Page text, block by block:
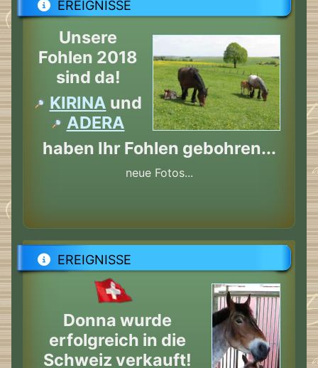
EREIGNISSE
Unsere
Fohlen 2018
sind da!
KIRINA und
ADERA
haben Ihr Fohlen gebohren...
neue Fotos...
EREIGNISSE
Donna wurde
erfolgreich in die
Schweiz verkauft!